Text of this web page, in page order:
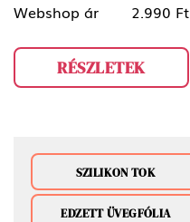
Webshop ár 2.990 Ft
RÉSZLETEK
SZILIKON TOK
EDZETT ÜVEGFÓLIA